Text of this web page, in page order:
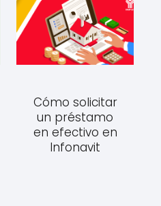
Cómo solicitar
un préstamo
en efectivo en
Infonavit